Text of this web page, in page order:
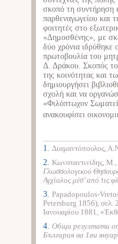
σκοπό τη συντήρηση
παρθεναγωγείου και
φοιτητές στο
«Δημοσθένης», με
δύο χρόνια
πρωτοβουλία του
Δ. Δράκου. Σκοπός
της κοινότητας και
δημιουργήσει
σχολή και να
«Φιλόπτωχον
ανακουφίσει
1. Διαμαντόπουλος,
2. Κωνσταντινίδης,
Γλωσσολογικού
Αγχίαλος μέσ’ από τις
3. Papadopoulos-
Petersburg 1856), σελ.
Ιανουαρίου 1881,
4. Общи резултати
България на 1ви